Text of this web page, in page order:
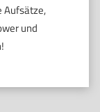
Aufsätze,
und